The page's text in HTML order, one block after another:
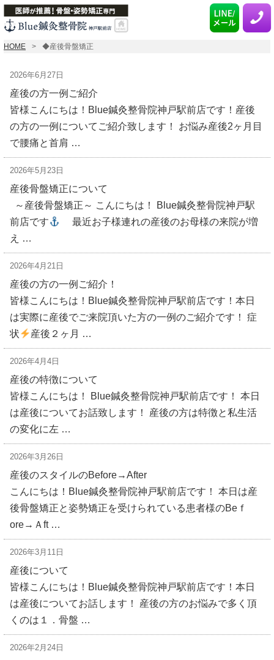
HOME ◆産後骨盤矯正
2026年6月27日
産後の方一例ご紹介
皆様こんにちは！Blue鍼灸整骨院神戸駅前店です！産後
の方の一例についてご紹介致します！ お悩み産後2ヶ月目
で腰痛と首肩 …
2026年5月23日
産後骨盤矯正について
～産後骨盤矯正～ こんにちは！ Blue鍼灸整骨院神戸駅
前店です
最近お子様連れの産後のお母様の来院が増
え …
2026年4月21日
産後の方の一例ご紹介！
皆様こんにちは！Blue鍼灸整骨院神戸駅前店です！本日
は実際に産後でご来院頂いた方の一例のご紹介です！ 症
状
産後２ヶ月 …
2026年4月4日
産後の特徴について
皆様こんにちは！ Blue鍼灸整骨院神戸駅前店です！ 本日
は産後についてお話致します！ 産後の方は特徴と私生活
の変化に左 …
2026年3月26日
産後のスタイルのBefore→After
こんにちは！Blue鍼灸整骨院神戸駅前店です！ 本日は産
後骨盤矯正と姿勢矯正を受けられている患者様のBeｆ
ore→Ａft …
2026年3月11日
産後について
皆様こんにちは！Blue鍼灸整骨院神戸駅前店です！本日
は産後についてお話します！ 産後の方のお悩みで多く頂
くのは１．骨盤 …
2026年2月24日